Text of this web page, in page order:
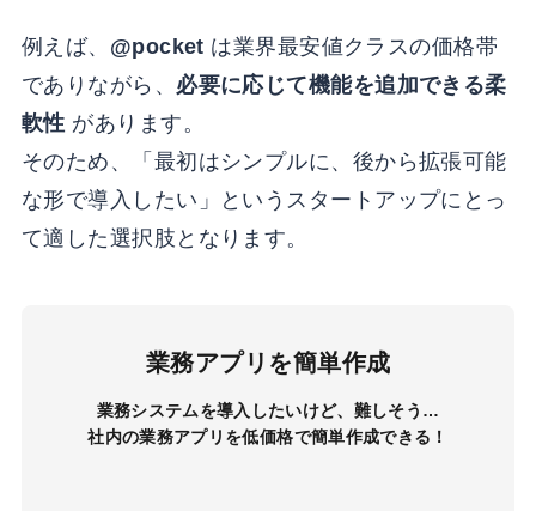
例えば、 @pocket は業界最安値クラスの価格帯
でありながら、 必要に応じて機能を追加できる柔
軟性 があります。
そのため、「最初はシンプルに、後から拡張可能
な形で導入したい」というスタートアップにとっ
て適した選択肢となります。
業務アプリを簡単作成
業務システムを導入したいけど、難しそう…
社内の業務アプリを低価格で簡単作成できる！